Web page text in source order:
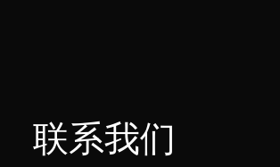
​联系我们